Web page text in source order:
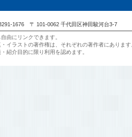
1676 〒 101-0062 千代田区神田駿河台3-7
由にリンクできます。
イラストの著作権は、それぞれの著作者にありま
紹介目的に限り利用を認めます。